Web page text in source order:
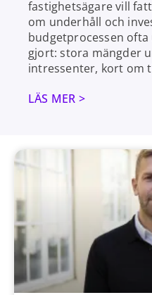
fastighetsägare vill
om underhåll och
budgetprocessen
gjort: stora mängder
intressenter, kort om
LÄS MER >